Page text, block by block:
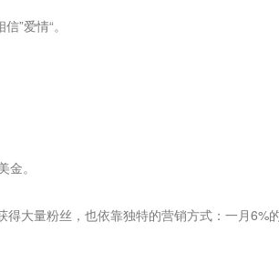
”爱情“。
。
量粉丝，也依靠独特的营销方式：一月6%